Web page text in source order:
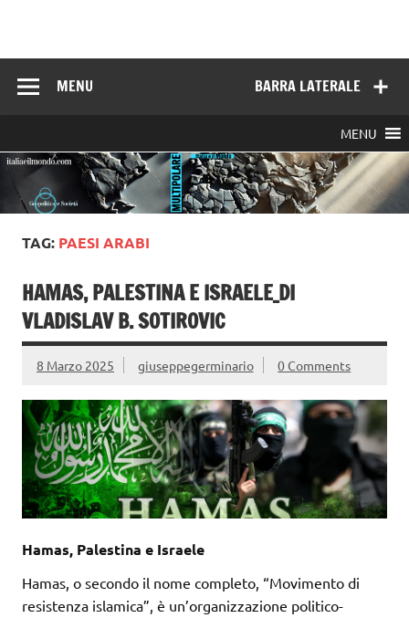
BARRA LATERALE
MENU
MENU
TAG: PAESI ARABI
HAMAS, PALESTINA E ISRAELE_DI
VLADISLAV B. SOTIROVIC
8 Marzo 2025 giuseppegerminario 0 Comments
Hamas, Palestina e Israele
Hamas, o secondo il nome completo, “Movimento di
resistenza islamica”, è un’organizzazione politico-